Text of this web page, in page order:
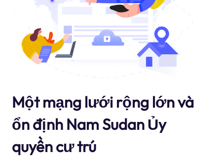
Một mạng lưới rộng lớn và
ổn định Nam Sudan Ủy
quyền cư trú